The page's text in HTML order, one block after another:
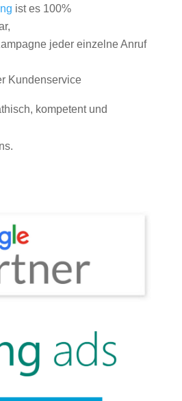
ist es 100%
jeder einzelne Anruf
Kundenservice
kompetent und